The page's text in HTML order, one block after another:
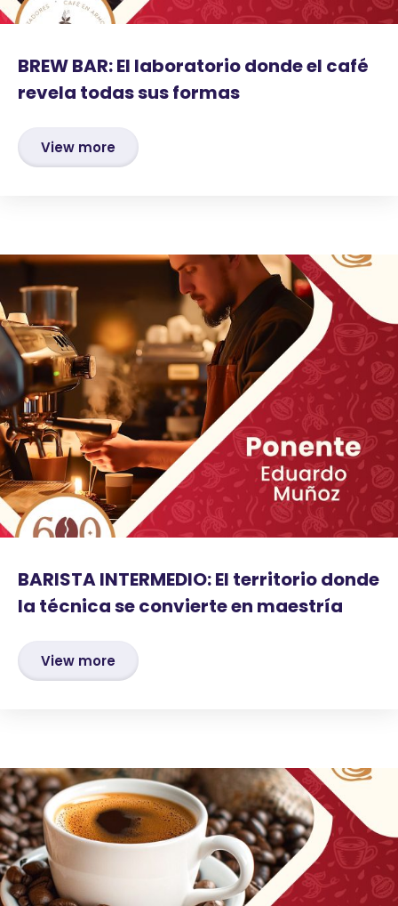
BREW BAR: El laboratorio donde el café
revela todas sus formas
View more
BARISTA INTERMEDIO: El territorio donde
la técnica se convierte en maestría
View more